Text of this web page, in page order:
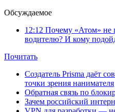
Обсуждаемое
12:12 Почему «Атом» не
водителю? И кому
Почитать
Создатель Prisma даёт
точки зрения нанимателя
Обратная связь по
Зачем российский